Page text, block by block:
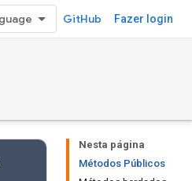
GitHub Fazer login
Nesta página
Métodos Públicos